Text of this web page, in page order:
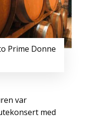
Prime Donne
var
med